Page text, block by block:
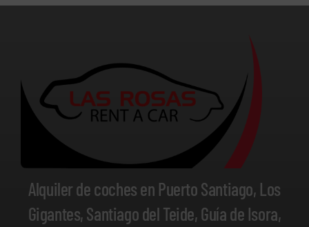
Alquiler de coches en Puerto Santiago, Los
Gigantes, Santiago del Teide, Guía de Isora,